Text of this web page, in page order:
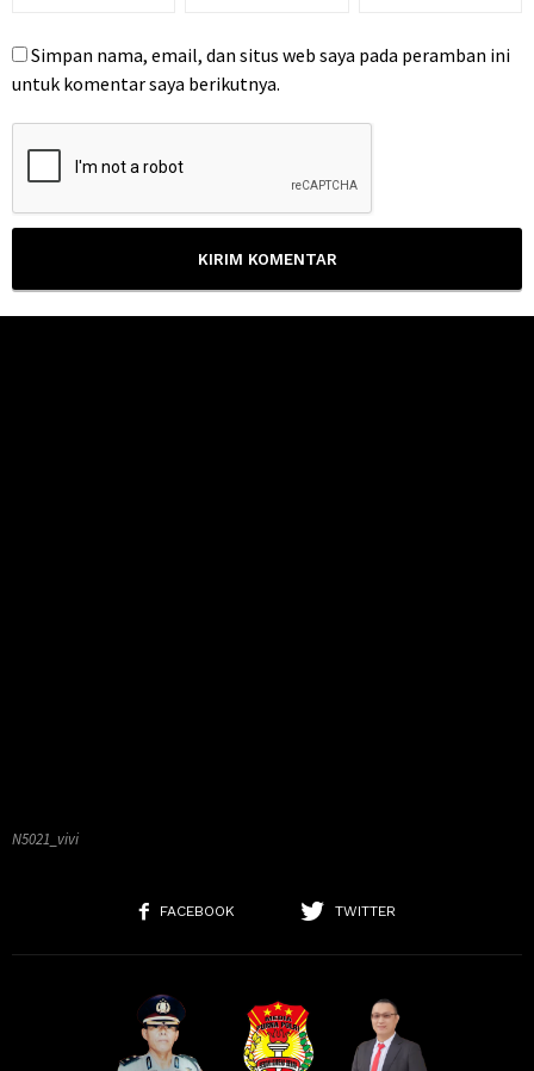
Simpan nama, email, dan situs web saya pada peramban ini
untuk komentar saya berikutnya.
N5021_vivi
FACEBOOK TWITTER